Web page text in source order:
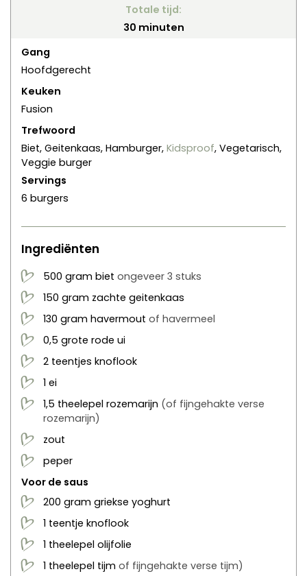
Totale tijd:
30minuten
minuten
Gang
Hoofdgerecht
Keuken
Fusion
Trefwoord
Biet, Geitenkaas, Hamburger, Kidsproof, Vegetarisch,
Veggie burger
Servings
6 burgers
Ingrediënten
500 gram biet ongeveer 3 stuks
150 gram zachte geitenkaas
130 gram havermout of havermeel
0,5 grote rode ui
2 teentjes knoflook
1 ei
1,5 theelepel rozemarijn (of fijngehakte verse
rozemarijn)
zout
peper
Voor de saus
200 gram griekse yoghurt
1 teentje knoflook
1 theelepel olijfolie
1 theelepel tijm of fijngehakte verse tijm)